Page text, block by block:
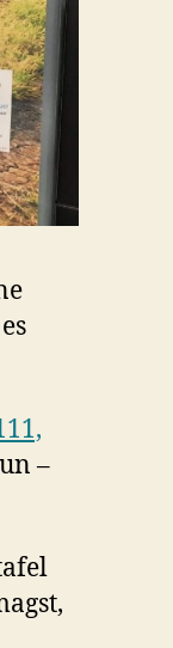
–